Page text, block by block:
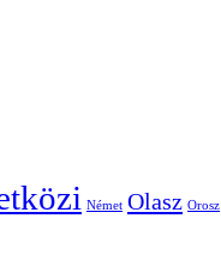
Német Olasz Orosz